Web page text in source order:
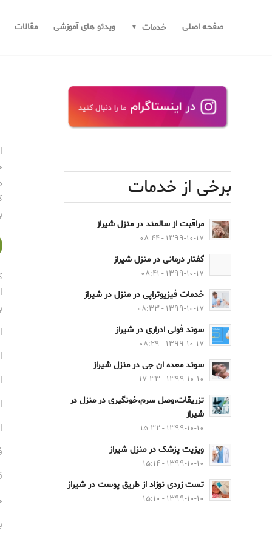
صفحه اصلی خدمات ویدئو های آموزشی مقالات
برخی از خدمات
مراقبت از سالمند در منزل شیراز
۱۳۹۹-۱۰-۱۷ - ۰۸:۴۴
گفتار درمانی در منزل شیراز
۱۳۹۹-۱۰-۱۷ - ۰۸:۴۱
خدمات فیزیوتراپی در منزل در شیراز
۱۳۹۹-۱۰-۱۷ - ۰۸:۳۳
سوند فولی ادراری در شیراز
۱۳۹۹-۱۰-۱۷ - ۰۸:۲۹
سوند معده ان جی در منزل شیراز
۱۳۹۹-۱۰-۱۰ - ۱۷:۳۳
تزریقات،وصل سرم،خونگیری در منزل در
شیراز
۱۳۹۹-۱۰-۱۰ - ۱۵:۳۲
ویزیت پزشک در منزل شیراز
۱۳۹۹-۱۰-۱۰ - ۱۵:۱۴
تست زردی نوزاد از طریق پوست در شیراز
۱۳۹۹-۱۰-۱۰ - ۱۵:۱۰